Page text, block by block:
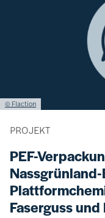
Lizenzinformationen
© Flaction
PROJEKT
PEF-
Faserguss